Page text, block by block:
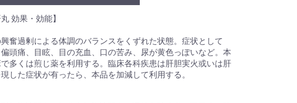
効果・効能】
奮過剰による体調のバランスをくずれた状態。症状として
頭痛、目眩、目の充血、口の苦み、尿が黄色っぽいなど。本
多くは煎じ薬を利用する。臨床各科疾患は肝胆実火或いは肝
した症状が有ったら、本品を加減して利用する。